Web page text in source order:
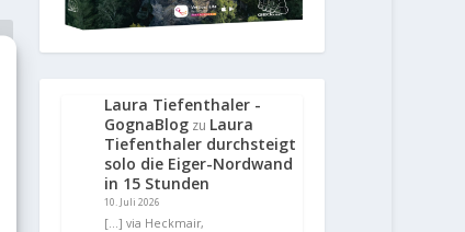
Laura Tiefenthaler -
GognaBlog zu Laura
Tiefenthaler durchsteigt
solo die Eiger-Nordwand
in 15 Stunden
10. Juli 2026
[…] via Heckmair,